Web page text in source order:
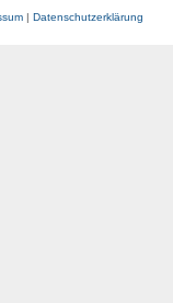
| Datenschutzerklärung